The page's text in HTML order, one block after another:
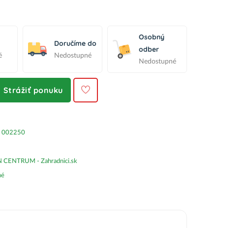
Doručíme do
Nedostupné
Osobný
odber
Nedostupné
Strážiť ponuku
002250
CENTRUM - Zahradnici.sk